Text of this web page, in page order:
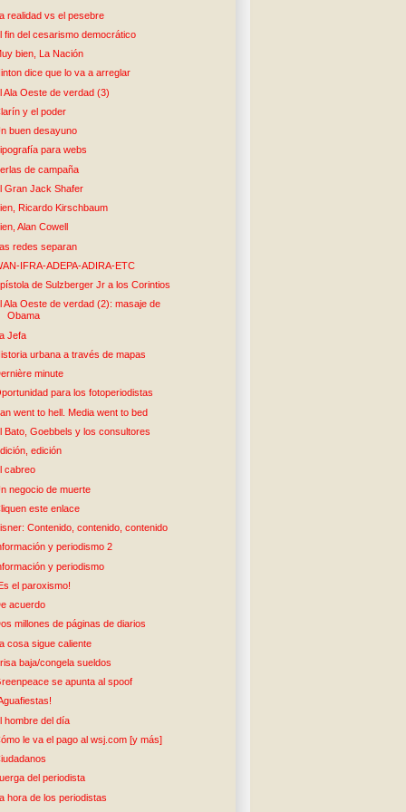
realidad vs el pesebre
fin del cesarismo democrático
bien, La Nación
dice que lo va a arreglar
Ala Oeste de verdad (3)
y el poder
buen desayuno
para webs
de campaña
Gran Jack Shafer
Ricardo Kirschbaum
Alan Cowell
redes separan
IFRA-ADEPA-ADIRA-ETC
de Sulzberger Jr a los Corintios
Ala Oeste de verdad (2): masaje de
Obama
Jefa
urbana a través de mapas
minute
para los fotoperiodistas
went to hell. Media went to bed
Bato, Goebbels y los consultores
edición
cabreo
negocio de muerte
este enlace
Contenido, contenido, contenido
y periodismo 2
y periodismo
el paroxismo!
acuerdo
millones de páginas de diarios
cosa sigue caliente
baja/congela sueldos
se apunta al spoof
hombre del día
le va el pago al wsj.com [y más]
del periodista
hora de los periodistas